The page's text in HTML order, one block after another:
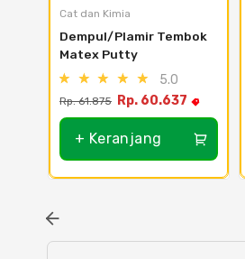
Cat dan Kimia
Dempul/Plamir Tembok
Matex Putty
5.0
Rp. 61.875 Rp. 60.637
+ Keranjang